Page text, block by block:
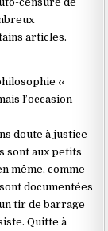
articles.
‹‹
l’occasion
doute à justice
sont aux petits
même, comme
documentées
tir de barrage
Quitte à